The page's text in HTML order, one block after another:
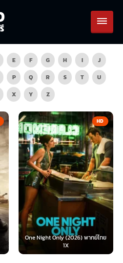
E F G H I
J
P Q R S T
U
X Y Z
HD
One Night Only (2026) พากย์ไทย
1X